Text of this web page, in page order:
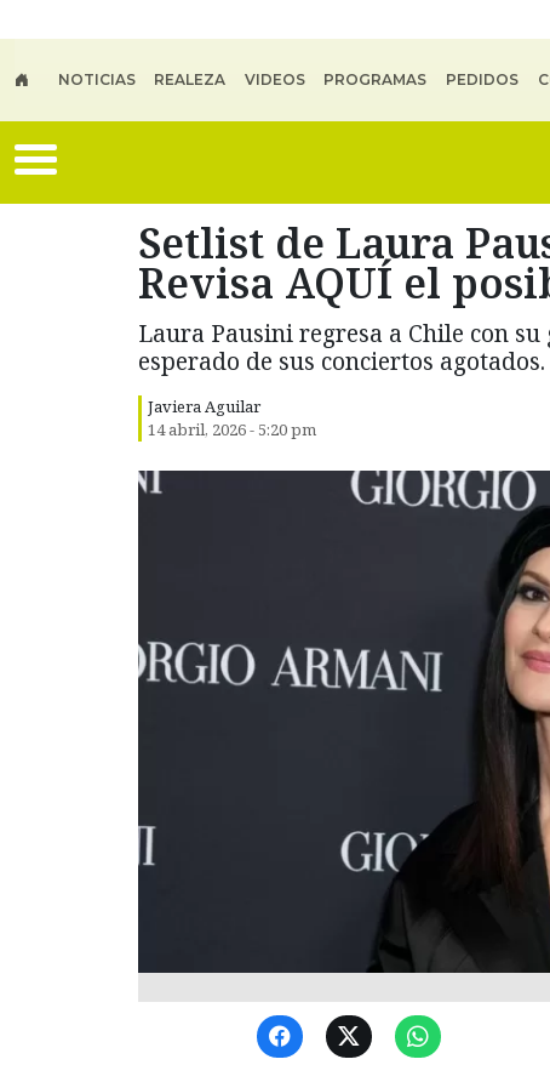
NOTICIAS REALEZA VIDEOS PROGRAMAS PEDIDOS
Setlist de Laura
Revisa AQUÍ el
Laura Pausini regresa a Chile con
esperado de sus conciertos agotados.
Javiera Aguilar
14 abril, 2026 - 5:20 pm